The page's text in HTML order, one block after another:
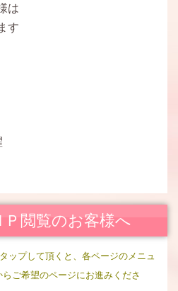
の記事を追加しました。
た。
は
す
閲覧のお客様へ
ップして頂くと、各ページのメニュ
ご希望のページにお進みくださ